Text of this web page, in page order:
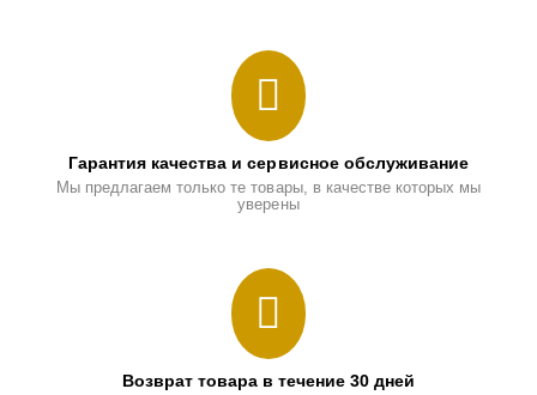
Гарантия качества и сервисное обслуживание
Мы предлагаем только те товары, в качестве которых мы
уверены
Возврат товара в течение 30 дней